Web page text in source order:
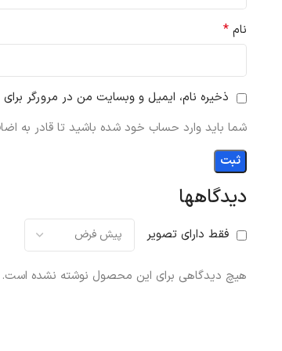
دیدگاهها
فقط دارای تصویر
هیچ دیدگاهی برای این محصول نوشته نشده است.
نام *
ذخیره نام، ایمیل و وبسایت من در مرورگر
شما باید وارد حساب خود شده باشید تا قادر به